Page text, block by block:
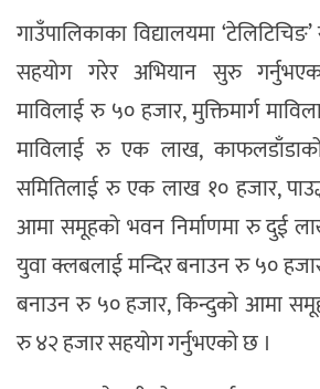
गाउँपालिकाका विद्यालयमा
सहयोग गरेर अभियान सुरु
माविलाई रु ५० हजार, मुक्तिमार्ग
माविलाई रु एक लाख,
समितिलाई रु एक लाख १० हजार,
आमा समूहको भवन निर्माणमा रु दुई
युवा क्लबलाई मन्दिर बनाउन रु ५०
बनाउन रु ५० हजार, किन्दुको आमा
रु ४२ हजार सहयोग गर्नुभएको छ ।